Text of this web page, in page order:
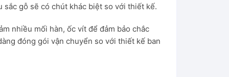
sắc gỗ sẽ có chút khác biệt so với thiết kế.
nhiều mối hàn, ốc vít để đảm bảo chắc
đóng gói vận chuyển so với thiết kế ban